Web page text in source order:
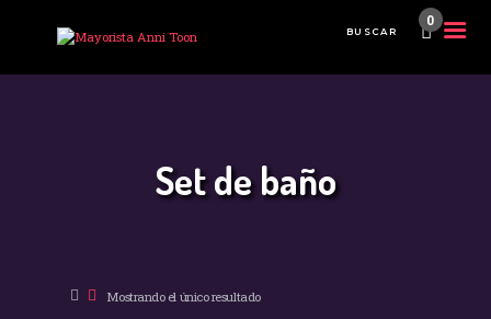
0
INICIO
CONTACTO
Set de baño
Mostrando el único resultado